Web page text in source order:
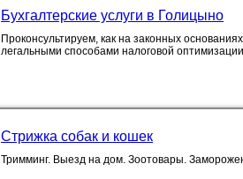
Бухгалтерские услуги в Голицыно
Проконсультируем, как на законных
легальными способами налоговой оптимизации
Стрижка собак и кошек
Тримминг. Выезд на дом. Зоотовары.